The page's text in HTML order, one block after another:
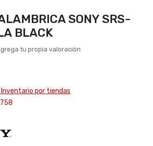
SONY SRS-
BLACK
tu propia valoración
Inventario por tiendas